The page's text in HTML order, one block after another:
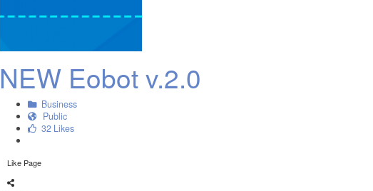
NEW Eobot v.2.0
Business
Public
32 Likes
Like Page